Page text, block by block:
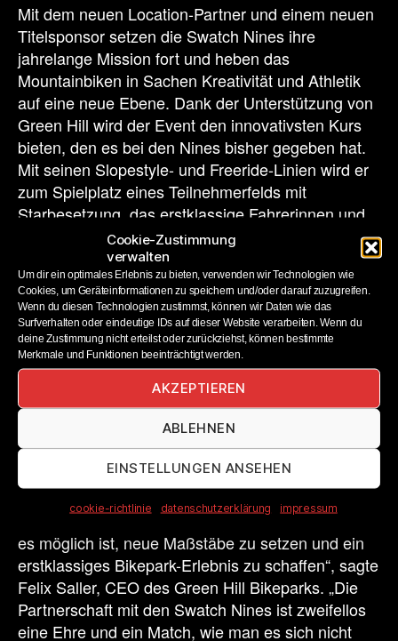
Cookie-Zustimmung
verwalten
Um dir ein optimales Erlebnis zu bieten, verwenden wir Technologien wie
Cookies, um Geräteinformationen zu speichern und/oder darauf zuzugreifen.
Wenn du diesen Technologien zustimmst, können wir Daten wie das
Surfverhalten oder eindeutige IDs auf dieser Website verarbeiten. Wenn du
deine Zustimmung nicht erteilst oder zurückziehst, können bestimmte
Merkmale und Funktionen beeinträchtigt werden.
AKZEPTIEREN
ABLEHNEN
EINSTELLUNGEN ANSEHEN
cookie-richtlinie datenschutzerklärung impressum
Mit dem neuen Location-Partner und einem neuen
Titelsponsor setzen die Swatch Nines ihre
jahrelange Mission fort und heben das
Mountainbiken in Sachen Kreativität und Athletik
auf eine neue Ebene. Dank der Unterstützung von
Green Hill wird der Event den innovativsten Kurs
bieten, den es bei den Nines bisher gegeben hat.
Mit seinen Slopestyle- und Freeride-Linien wird er
zum Spielplatz eines Teilnehmerfelds mit
Starbesetzung, das erstklassige Fahrerinnen und
Fahrer aus dem gesamten Spektrum des
Mountainbikens umfasst.
„Wir freuen uns sehr über unseren neuen Location-
Partner und können es kaum erwarten, mit der
Hilfe und dem Fachwissen von Green Hill einen
fantastischen Kurs zu bauen“, sagte Swatch Nines
Gründer Nico Zacek. „Zugleich freuen wir uns
darauf, Top-Rider aus aller Welt zu begrüßen und
dabei einen besonderen Schwerpunkt auf die
Mountainbikerinnen zu legen. Nach einem Jahr
Pause sind die Swatch Nines zurück!“
„Das Green Hill Bikepark Projekt hat gezeigt, dass
es möglich ist, neue Maßstäbe zu setzen und ein
erstklassiges Bikepark-Erlebnis zu schaffen“, sagte
Felix Saller, CEO des Green Hill Bikeparks. „Die
Partnerschaft mit den Swatch Nines ist zweifellos
eine Ehre und ein Match, wie man es sich nicht